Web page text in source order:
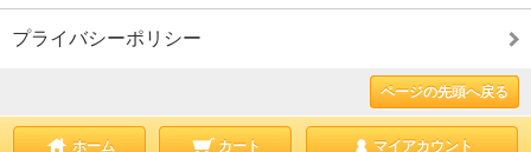
プライバシーポリシー
ページの先頭へ戻る
ホーム カート マイアカウント